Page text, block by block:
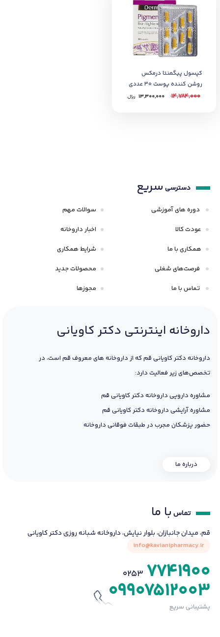
کپسول پیگمنتا درمکس
روشن کننده پوست 30 عددی
14,784,000
13,300,000 ﷼
دسترسی سریع
دوره های آموزشی
عودت کالا
همکاری با ما
فرصت‌های شغلی
تماس با ما
سوالات مهم
اخبار داروخانه
شرایط همکاری
محصولات جدید
مجوزها
داروخانه اینترنتی دکتر کاویانی
داروخانه دکتر کاویانی قم که از داروخانه های معروف قم است، در
تخصص‌های زیر فعالیت دارد:
مشاوره دارویی داروخانه دکتر کاویانی قم
مشاوره آرایشی داروخانه دکتر کاویانی قم
حضور پزشکان مجرب در طبقات فوقانی داروخانه
درباره ما
تماس با ما
قم، میدان جانبازان، بلوار نیایش، داروخانه شبانه روزی دکتر کاویانی
info@kavianipharmacy.ir
0253 7741900
09907512003
پشتیبانی سریع